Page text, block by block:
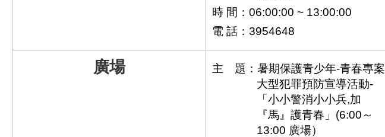
時 間：06:00:00 ~ 13:00:00
電 話：3954648
廣場
主 題：暑期保護青少年-青春專案
大型犯罪預防宣導活動-
「小小警消小小兵,加
『馬』護青春」(6:00～
13:00 廣場）